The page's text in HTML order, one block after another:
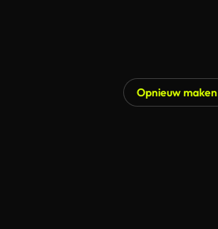
Opnieuw maken